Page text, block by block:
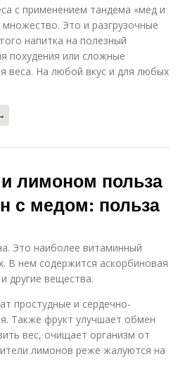
с применением тандема «мед и
Это и разгрузочные
напитка на полезный
похудения или сложные
веса. На любой вкус и для любых
лимоном польза
с медом: польза
Это наиболее витаминный
В нем содержится аскорбиновая
другие вещества.
простудные и сердечно-
Также фрукт улучшает обмен
вес, очищает организм от
лимонов реже жалуются на